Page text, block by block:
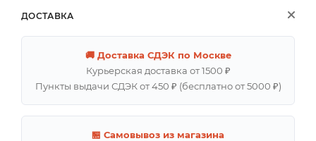
ДОСТАВКА
🚚 Доставка СДЭК по Москве
Курьерская доставка от 1500 ₽
Пункты выдачи СДЭК от 450 ₽ (бесплатно от 5000 ₽)
🏪 Самовывоз из магазина